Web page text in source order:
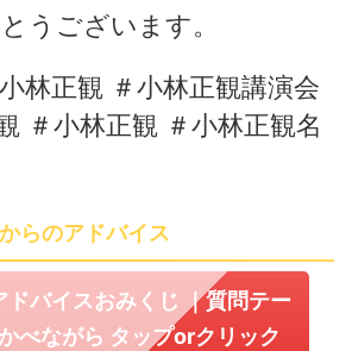
うございます。
林正観 ＃小林正観講演会
＃小林正観 ＃小林正観名
らのアドバイス
ドバイスおみくじ ｜質問テー
べながら タップorクリック